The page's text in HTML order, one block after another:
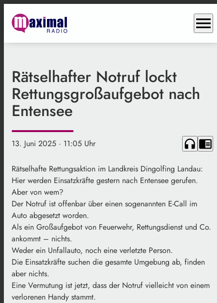
menu
Rätselhafter Notruf lockt
Rettungsgroßaufgebot nach
Entensee
13. Juni 2025 · 11:05 Uhr headphones chrome_reader_mode
Rätselhafte Rettungsaktion im Landkreis Dingolfing Landau:
Hier werden Einsatzkräfte gestern nach Entensee gerufen.
Aber von wem?
Der Notruf ist offenbar über einen sogenannten E-Call im
Auto abgesetzt worden.
Als ein Großaufgebot von Feuerwehr, Rettungsdienst und Co.
ankommt – nichts.
Weder ein Unfallauto, noch eine verletzte Person.
Die Einsatzkräfte suchen die gesamte Umgebung ab, finden
aber nichts.
Eine Vermutung ist jetzt, dass der Notruf vielleicht von einem
verlorenen Handy stammt.